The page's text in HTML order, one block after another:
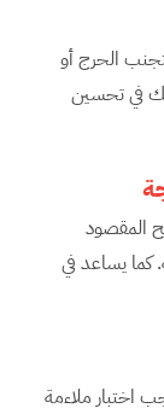
الحرج أو
في تحسين
المقصود
كما يساعد في
اختبار ملاءمة